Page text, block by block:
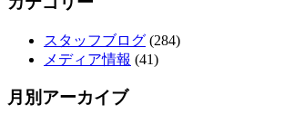
スタッフブログ (284)
メディア情報 (41)
月別アーカイブ